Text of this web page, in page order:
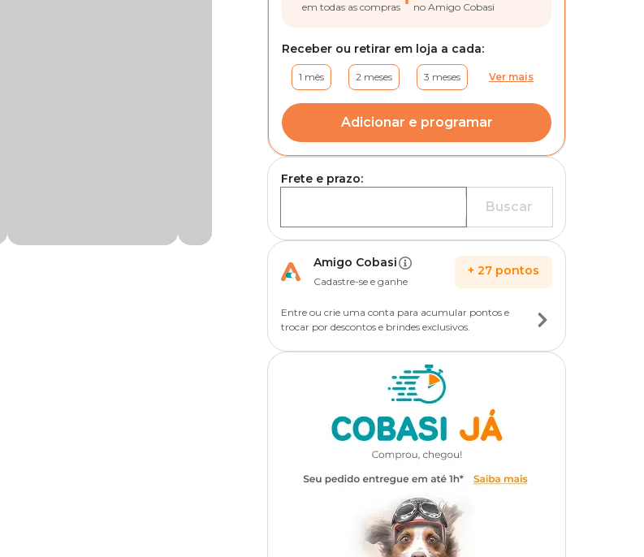
em todas as compras no Amigo Cobasi
Receber ou retirar em loja a cada:
1 mês 2 meses 3 meses Ver mais
Adicionar e programar
Frete e prazo:
Buscar
Amigo Cobasi
Cadastre-se e ganhe
+ 27 pontos
Entre ou crie uma conta para acumular pontos e
trocar por descontos e brindes exclusivos.